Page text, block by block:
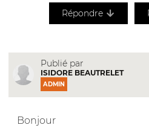
Répondre
Publié par
ISIDORE BEAUTRELET
ADMIN
Bonjour